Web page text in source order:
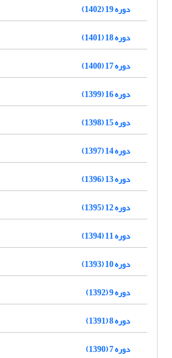
دوره 19 (1402)
دوره 18 (1401)
دوره 17 (1400)
دوره 16 (1399)
دوره 15 (1398)
دوره 14 (1397)
دوره 13 (1396)
دوره 12 (1395)
دوره 11 (1394)
دوره 10 (1393)
دوره 9 (1392)
دوره 8 (1391)
دوره 7 (1390)